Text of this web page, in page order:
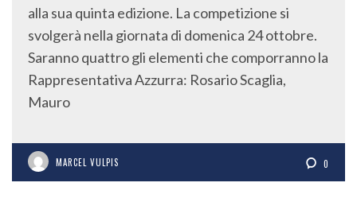
alla sua quinta edizione. La competizione si
svolgerà nella giornata di domenica 24 ottobre.
Saranno quattro gli elementi che comporranno la
Rappresentativa Azzurra: Rosario Scaglia,
Mauro
MARCEL VULPIS 0